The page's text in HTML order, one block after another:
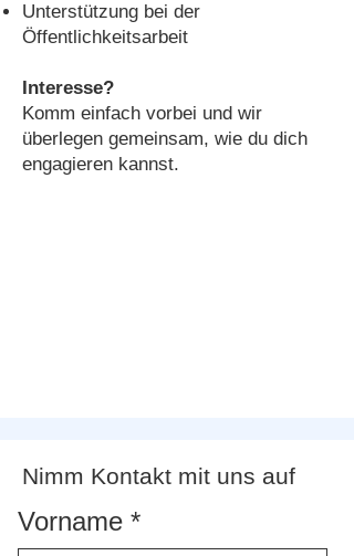
Unterstützung bei der
Öffentlichkeitsarbeit
Interesse?
Komm einfach vorbei und wir
überlegen gemeinsam, wie du dich
engagieren kannst.
Nimm Kontakt mit uns auf
Vorname